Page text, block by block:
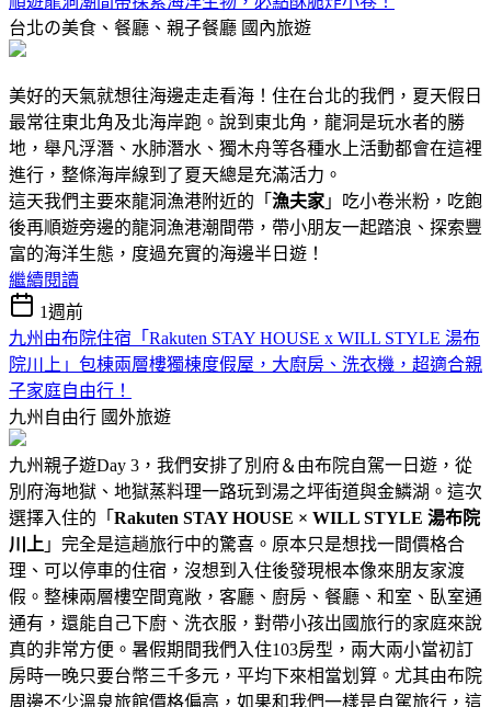
台北の美食、餐廳、親子餐廳 國內旅遊
美好的天氣就想往海邊走走看海！住在台北的我們，夏天假日
最常往東北角及北海岸跑。說到東北角，龍洞是玩水者的勝
地，舉凡浮潛、水肺潛水、獨木舟等各種水上活動都會在這裡
進行，整條海岸線到了夏天總是充滿活力。
這天我們主要來龍洞漁港附近的「 漁夫家 」吃小卷米粉，吃飽
後再順遊旁邊的龍洞漁港潮間帶，帶小朋友一起踏浪、探索豐
富的海洋生態，度過充實的海邊半日遊！
繼續閱讀
1週前
九州由布院住宿「Rakuten STAY HOUSE x WILL STYLE 湯布
院川上」包棟兩層樓獨棟度假屋，大廚房、洗衣機，超適合親
子家庭自由行！
九州自由行 國外旅遊
九州親子遊Day 3，我們安排了別府＆由布院自駕一日遊，從
別府海地獄、地獄蒸料理一路玩到湯之坪街道與金鱗湖。這次
選擇入住的「 Rakuten STAY HOUSE × WILL STYLE 湯布院
川上 」完全是這趟旅行中的驚喜。原本只是想找一間價格合
理、可以停車的住宿，沒想到入住後發現根本像來朋友家渡
假。整棟兩層樓空間寬敞，客廳、廚房、餐廳、和室、臥室通
通有，還能自己下廚、洗衣服，對帶小孩出國旅行的家庭來說
真的非常方便。暑假期間我們入住103房型，兩大兩小當初訂
房時一晚只要台幣三千多元，平均下來相當划算。尤其由布院
周邊不少溫泉旅館價格偏高，如果和我們一樣是自駕旅行，這